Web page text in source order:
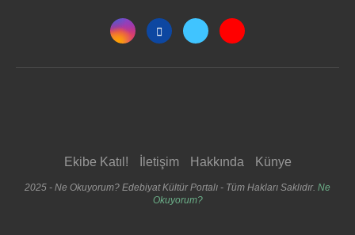
Ekibe Katıl! İletişim Hakkında Künye
2025 - Ne Okuyorum? Edebiyat Kültür Portalı - Tüm Hakları Saklıdır. Ne
Okuyorum?